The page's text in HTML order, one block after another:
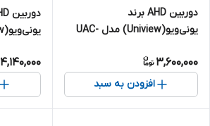
دوربین AHD برند
یونی‌ویو(Uniview) مدل UAC-
3,600,000
افزودن به سبد
4,140,000